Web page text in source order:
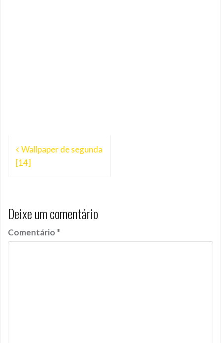
Navegação
deWallpaper de segunda
[14]
Deixe um comentário
Comentário *